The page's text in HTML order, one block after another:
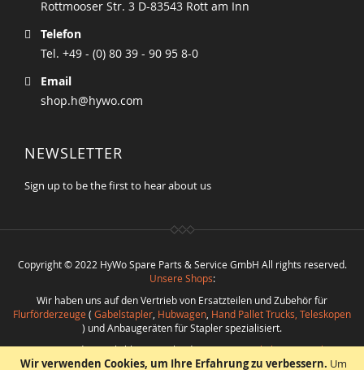
Wir verwenden Cookies, um Ihre Erfahrung zu verbessern. Um
Rottmooser Str. 3 D-83543 Rott am Inn
Telefon
Tel. +49 - (0) 80 39 - 90 95 8-0
Email
shop.h@hywo.com
NEWSLETTER
Sign up to be the first to hear about us
Copyright © 2022 HyWo Spare Parts & Service GmbH All rights reserved.
Unsere Shops:
Wir haben uns auf den Vertrieb von Ersatzteilen und Zubehör für
Flurförderzeuge ( Gabelstapler Hubwagen Hand Pallet Trucks, Teleskopen
) und Anbaugeräten für Stapler spezialisiert.
Nutzen Sie die Möglichkeit verschiedensteErsatzteile bester Qualität
beiHywo Parts & Service GmbHzu günstigen Konditionen aus einer Hand